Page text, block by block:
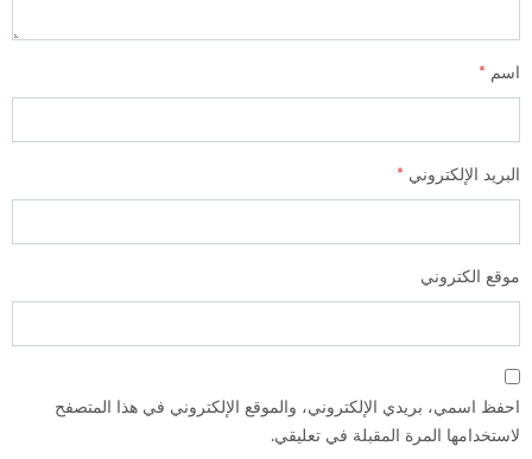
اسم *
البريد الإلكتروني *
موقع الكتروني
احفظ اسمي، بريدي الإلكتروني، والموقع الإلكتروني في هذا المتصفح
لاستخدامها المرة المقبلة في تعليقي.